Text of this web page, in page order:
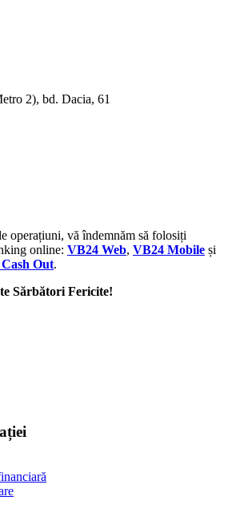
2), bd. Dacia, 61
operațiuni, vă îndemnăm să folosiți
online: VB24 Web, VB24 Mobile și
Out.
Sărbători Fericite!